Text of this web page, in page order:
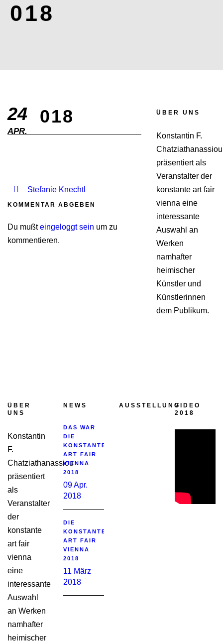
018
24
APR.
018
Stefanie Knechtl
KOMMENTAR ABGEBEN
Du mußteingeloggt sein um zu
kommentieren.
ÜBER UNS
Konstantin F.
Chatziathanassiou
präsentiert als
Veranstalter der
konstante art fair
vienna eine
interessante
Auswahl an
Werken
namhafter
heimischer
Künstler und
Künstlerinnen
dem Publikum.
ÜBER
UNS
Konstantin
F.
Chatziathanassiou
präsentiert
als
Veranstalter
der
konstante
art fair
vienna
eine
interessante
Auswahl
an Werken
namhafter
heimischer
NEWS
DAS WAR
DIE
KONSTANTE
ART FAIR
VIENNA
2018
09 Apr.
2018
DIE
KONSTANTE
ART FAIR
VIENNA
2018
11 März
2018
AUSSTELLUNGVIDEO
2018